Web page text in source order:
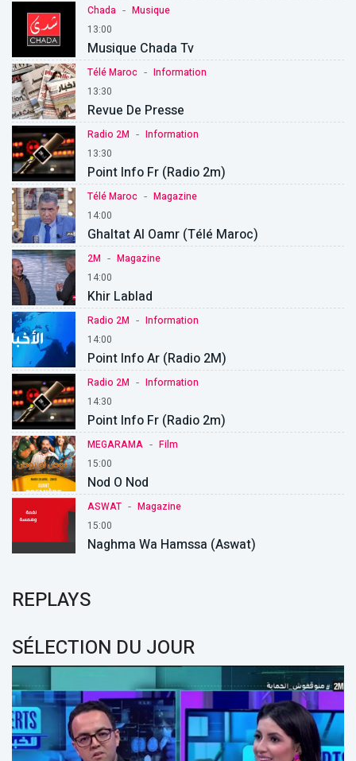
Chada - Musique
13:00
Musique Chada Tv
Télé Maroc - Information
13:30
Revue De Presse
Radio 2M - Information
13:30
Point Info Fr (Radio 2m)
Télé Maroc - Magazine
14:00
Ghaltat Al Oamr (Télé Maroc)
2M - Magazine
14:00
Khir Lablad
Radio 2M - Information
14:00
Point Info Ar (Radio 2M)
Radio 2M - Information
14:30
Point Info Fr (Radio 2m)
MEGARAMA - Film
15:00
Nod O Nod
ASWAT - Magazine
15:00
Naghma Wa Hamssa (Aswat)
REPLAYS
SÉLECTION DU JOUR